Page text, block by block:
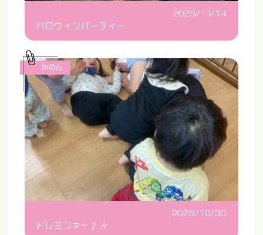
2025/11/14
ハロウィンパーティー
2025/10/30
ドレミファ〜♪🎶
かのん